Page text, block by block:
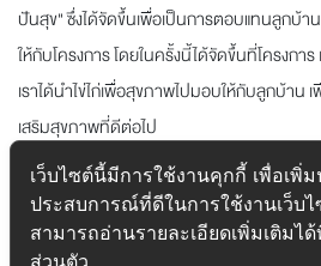
ปันสุข" ซึ่งได้จัดขึ้นเพื่อเป็นการตอบแทนลูกบ้า
ให้กับโครงการ โดยในครั้งนี้ได้จัดขึ้นที่โครงก
เราได้นำไข่ไก่เพื่อสุขภาพไปมอบให้กับลูกบ้าน
เสริมสุขภาพที่ดีต่อไป
อ่านต่อ
Tag :Sense Bangna Suvarnabhumi
สุวรรณภูมิ
เว็บไซต์นี้มีการใช้งานคุกกี้ เพื่อเพิ่
ประสบการณ์ที่ดีในการใช้งานเว็บ
สามารถอ่านรายละเอียดเพิ่มเติมไ
ส่วนตัว